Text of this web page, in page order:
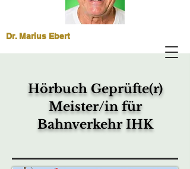
Dr. Marius Ebert
Hörbuch Geprüfte(r)
Meister/in für
Bahnverkehr IHK